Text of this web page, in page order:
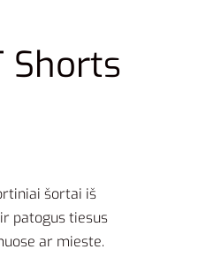
Shorts
šortai iš
patogus tiesus
ar mieste.